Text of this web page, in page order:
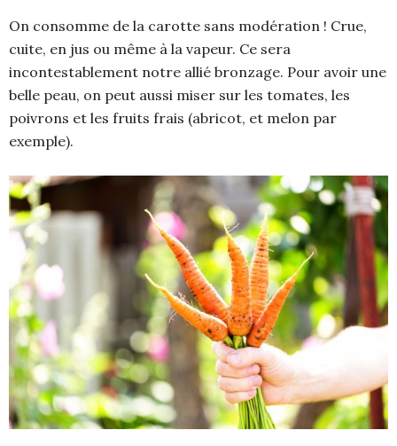
On consomme de la carotte sans modération ! Crue,
cuite, en jus ou même à la vapeur. Ce sera
incontestablement notre allié bronzage. Pour avoir une
belle peau, on peut aussi miser sur les tomates, les
poivrons et les fruits frais (abricot, et melon par
exemple).